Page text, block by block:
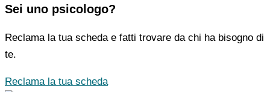
Sei uno psicologo?
Reclama la tua scheda e fatti trovare da chi ha bisogno di
te.
Reclama la tua scheda